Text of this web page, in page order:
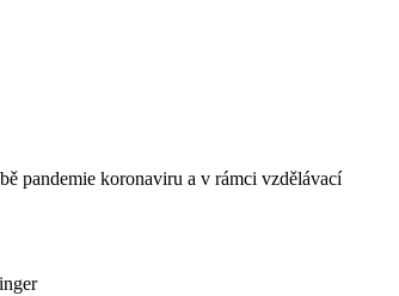
pandemie koronaviru a v rámci vzdělávací